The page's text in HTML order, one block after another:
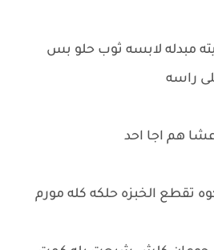
مبدله لابسه ثوب حلو بس
راسه
هم اجا احد
تقطع الخبزه حلكه كله مورم